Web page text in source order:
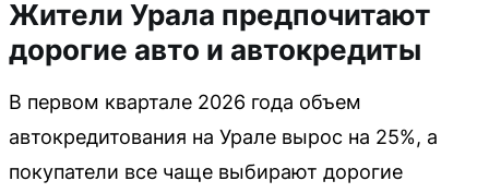
Жители Урала предпочитают
дорогие авто и автокредиты
В первом квартале 2026 года объем
автокредитования на Урале вырос на 25%, а
покупатели все чаще выбирают дорогие